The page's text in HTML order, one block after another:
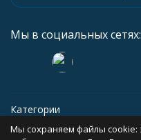
Мы в социальных сетях:
Категории
Мы сохраняем файлы cookie: